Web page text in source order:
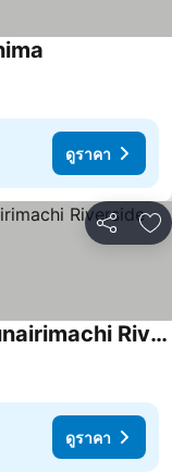
ดูราคา
แชร์ เ
HOTEL LiVEMAX Hiroshima Funairimachi Riverside
ดูราคา